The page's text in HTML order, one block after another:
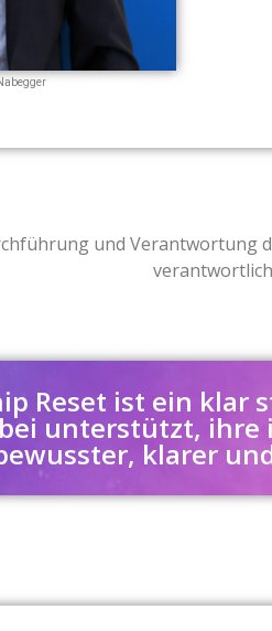
und Verantwortung
Reset ist ein klar
unterstützt, ihre
klarer